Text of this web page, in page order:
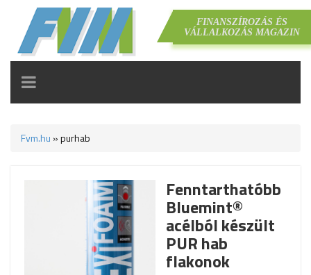
FINANSZÍROZÁS ÉS
VÁLLALKOZÁS MAGAZIN
TOGGLE
NAVIGATION
Fvm.hu »purhab
Fenntarthatóbb
Bluemint®
acélból készült
PUR hab
flakonok